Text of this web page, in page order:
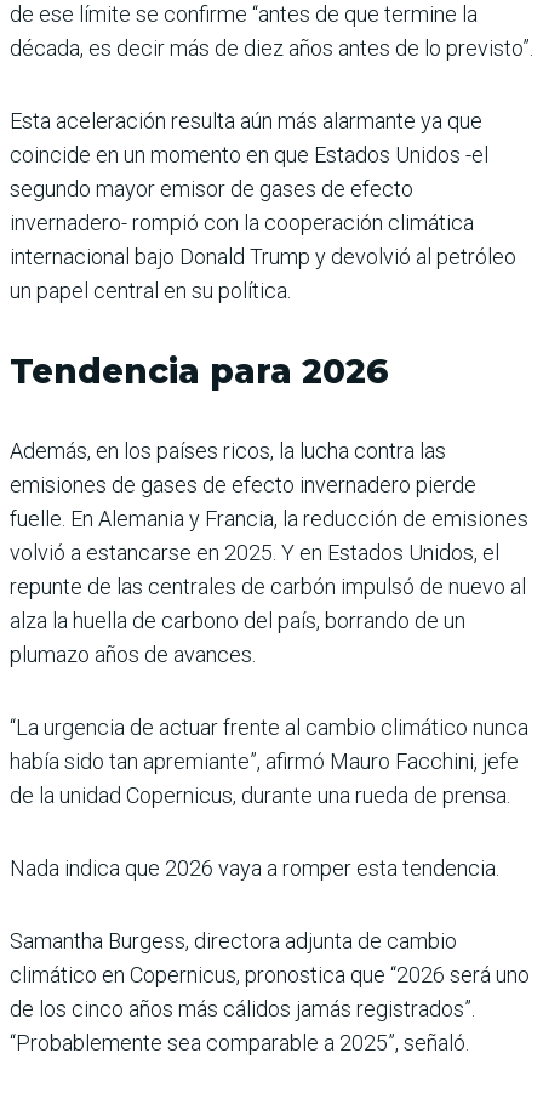
de ese límite se confirme “antes de que termine la
década, es decir más de diez años antes de lo previsto”.
Esta aceleración resulta aún más alarmante ya que
coincide en un momento en que Estados Unidos -el
segundo mayor emisor de gases de efecto
invernadero- rompió con la cooperación climática
internacional bajo Donald Trump y devolvió al petróleo
un papel central en su política.
Tendencia para 2026
Además, en los países ricos, la lucha contra las
emisiones de gases de efecto invernadero pierde
fuelle. En Alemania y Francia, la reducción de emisiones
volvió a estancarse en 2025. Y en Estados Unidos, el
repunte de las centrales de carbón impulsó de nuevo al
alza la huella de carbono del país, borrando de un
plumazo años de avances.
“La urgencia de actuar frente al cambio climático nunca
había sido tan apremiante”, afirmó Mauro Facchini, jefe
de la unidad Copernicus, durante una rueda de prensa.
Nada indica que 2026 vaya a romper esta tendencia.
Samantha Burgess, directora adjunta de cambio
climático en Copernicus, pronostica que “2026 será uno
de los cinco años más cálidos jamás registrados”.
“Probablemente sea comparable a 2025”, señaló.